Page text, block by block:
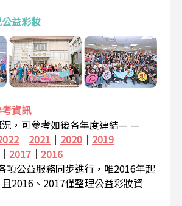
益彩妝
資訊
況，可參考如後各年度連結— —
｜ 2021 ｜ 2020 ｜ 2019 ｜
｜ 2017 ｜ 2016
項公益服務同步進行，唯2016年起
2016、2017僅整理公益彩妝資